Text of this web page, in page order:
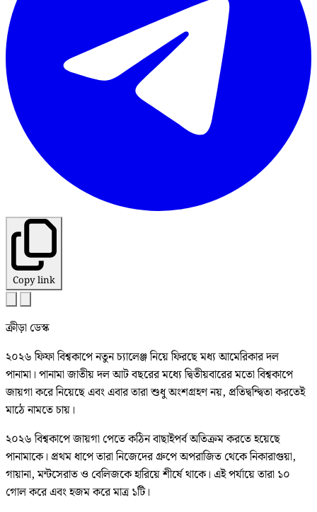
Copy link
ক্রীড়া ডেস্ক
২০২৬ ফিফা বিশ্বকাপে নতুন চ্যালেঞ্জ নিয়ে ফিরছে মধ্য আমেরিকার দল
পানামা। পানামা জাতীয় দল আট বছরের মধ্যে দ্বিতীয়বারের মতো বিশ্বকাপে
জায়গা করে নিয়েছে এবং এবার তারা শুধু অংশগ্রহণ নয়, প্রতিদ্বন্দ্বিতা করতেই
মাঠে নামতে চায়।
২০২৬ বিশ্বকাপে জায়গা পেতে কঠিন বাছাইপর্ব অতিক্রম করতে হয়েছে
পানামাকে। প্রথম ধাপে তারা নিজেদের গ্রুপে অপরাজিত থেকে নিকারাগুয়া,
গায়ানা, মন্টসেরাত ও বেলিজকে হারিয়ে শীর্ষে থাকে। এই পর্যায়ে তারা ১০
গোল করে এবং হজম করে মাত্র ১টি।